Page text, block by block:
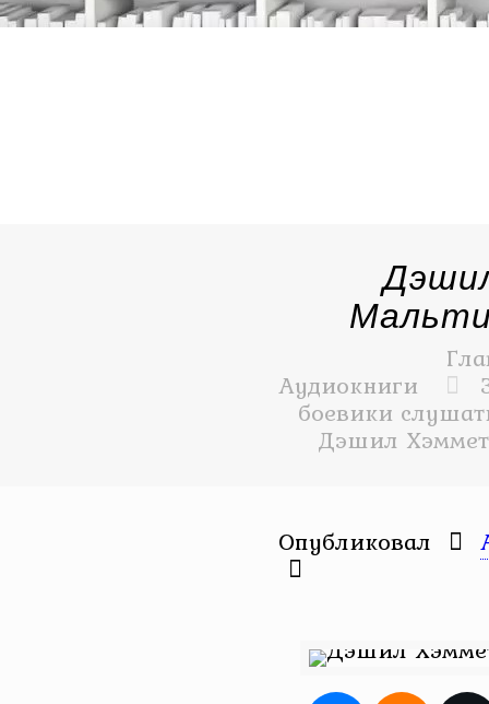
Аудиокниги
боевики
Дэшил
Опубликовал